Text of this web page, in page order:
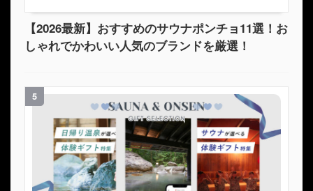
【2026最新】おすすめのサウナポンチョ11選！お
しゃれでかわいい人気のブランドを厳選！
5